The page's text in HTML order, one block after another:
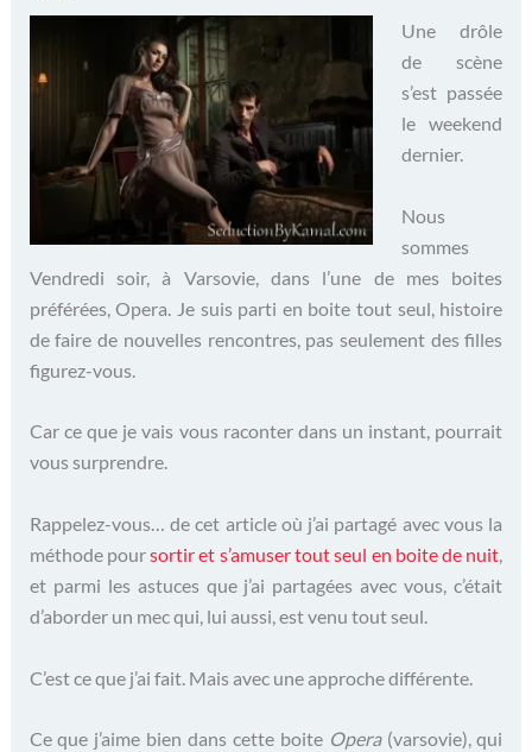
Une drôle
de scène
s’est passée
le weekend
dernier.
Nous
sommes
Vendredi soir, à Varsovie, dans l’une de mes boites
préférées, Opera. Je suis parti en boite tout seul, histoire
de faire de nouvelles rencontres, pas seulement des filles
figurez-vous.
Car ce que je vais vous raconter dans un instant, pourrait
vous surprendre.
Rappelez-vous… de cet article où j’ai partagé avec vous la
méthode poursortir et s’amuser tout seul en boite de nuit,
et parmi les astuces que j’ai partagées avec vous, c’était
d’aborder un mec qui, lui aussi, est venu tout seul.
C’est ce que j’ai fait. Mais avec une approche différente.
Ce que j’aime bien dans cette boite Opera(varsovie), qui